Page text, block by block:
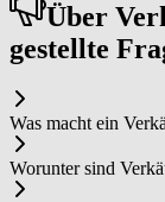
Über
gestellte
Was macht ein
Worunter sind